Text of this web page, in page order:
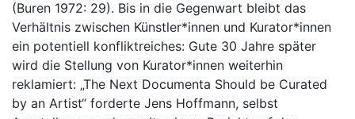
(Buren 1972: 29). Bis in die Gegenwart bleibt das
Verhältnis zwischen Künstler*innen und Kurator*innen
ein potentiell konfliktreiches: Gute 30 Jahre später
wird die Stellung von Kurator*innen weiterhin
reklamiert: „The Next Documenta Should be Curated
by an Artist“ forderte Jens Hoffmann, selbst